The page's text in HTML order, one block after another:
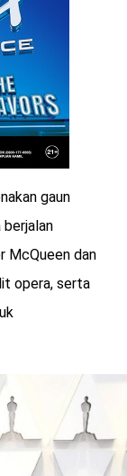
gaun
berjalan
McQueen dan
opera, serta